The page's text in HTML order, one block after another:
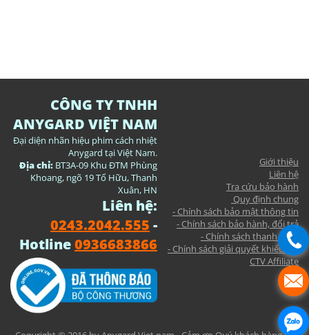
CÔNG TY TNHH
ANYGARD VIỆT NAM
Đại diện nhãn hiệu phim cách nhiệt
Anygard tại Việt Nam.
Địa chỉ: BT3A-09 Khu ĐTM Phùng
Khoang, ngõ 19 Tố Hữu, Thanh
Xuân, HN
Liên hệ:
0243.2042.555 -
Hotline0936683866
Giới thiệu
Liên hệ
Tra cứu bảo hành
Quy định chung
- Chính sách bảo mật thông tin
- Chính sách bảo hành, đổi trả
- Chính sách thanh toán
- Chính sách giải quyết khiếu nại
CTV Affiliate